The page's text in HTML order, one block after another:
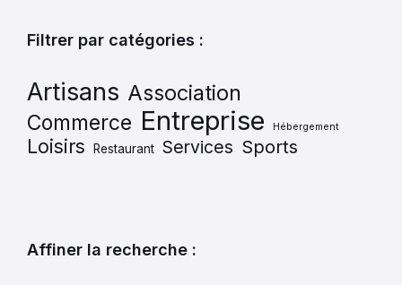
Filtrer par catégories :
Artisans Association
Commerce Entreprise Hébergement
Loisirs Restaurant Services Sports
Affiner la recherche :